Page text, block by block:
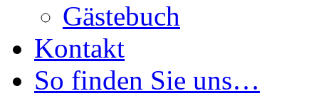
Gästebuch
Kontakt
So finden Sie uns…